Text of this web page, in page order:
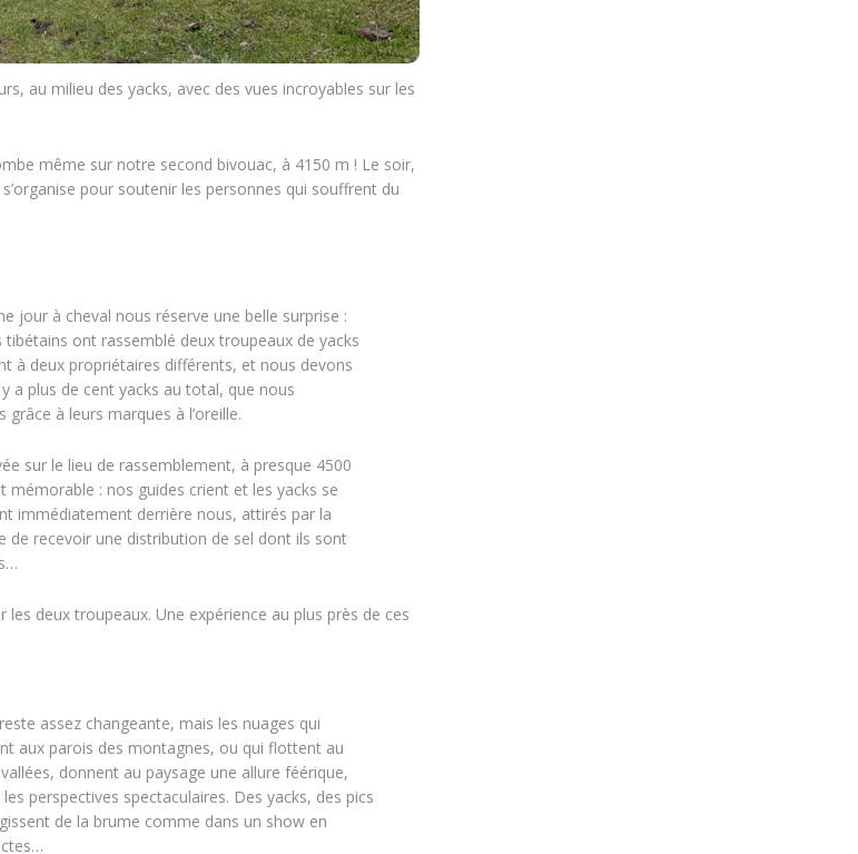
au milieu des yacks, avec des vues incroyables sur les
même sur notre second bivouac, à 4150 m ! Le soir,
pour soutenir les personnes qui souffrent du
jour à cheval nous réserve une belle surprise :
tibétains ont rassemblé deux troupeaux de yacks
à deux propriétaires différents, et nous devons
a plus de cent yacks au total, que nous
grâce à leurs marques à l’oreille.
sur le lieu de rassemblement, à presque 4500
mémorable : nos guides crient et les yacks se
immédiatement derrière nous, attirés par la
de recevoir une distribution de sel dont ils sont
deux troupeaux. Une expérience au plus près de ces
assez changeante, mais les nuages qui
aux parois des montagnes, ou qui flottent au
donnent au paysage une allure féérique,
perspectives spectaculaires. Des yacks, des pics
de la brume comme dans un show en